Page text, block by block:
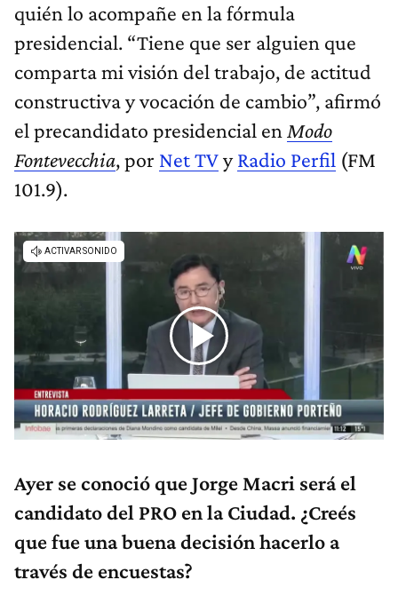
quién lo acompañe en la fórmula
presidencial. “Tiene que ser alguien que
comparta mi visión del trabajo, de actitud
constructiva y vocación de cambio”, afirmó
el precandidato presidencial en Modo
Fontevecchia, por Net TVyRadio Perfil (FM
101.9).
Ayer se conoció que Jorge Macri será el
candidato del PRO en la Ciudad. ¿Creés
que fue una buena decisión hacerlo a
través de encuestas?